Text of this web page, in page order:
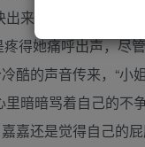
来了，可是没办法
得她痛呼出声，尽
酷的声音传来，“小
暗暗骂着自己的不
嘉还是觉得自己的